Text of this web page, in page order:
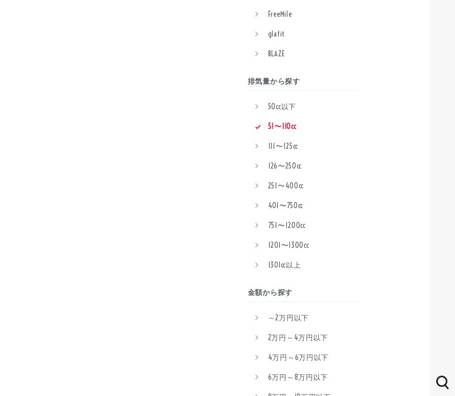
FreeMile
glafit
BLAZE
排気量から探す
50cc以下
51〜110cc
111〜125cc
126〜250cc
251〜400cc
401〜750cc
751〜1200cc
1201〜1300cc
1301cc以上
金額から探す
～2万円以下
2万円～4万円以下
4万円～6万円以下
6万円～8万円以下